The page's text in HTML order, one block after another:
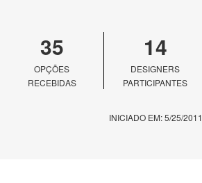
35
OPÇÕES
RECEBIDAS
14
DESIGNERS
PARTICIPANTES
INICIADO EM: 5/25/2011